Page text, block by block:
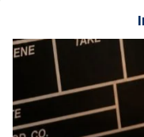
Recupera
tican News
07/carmina-